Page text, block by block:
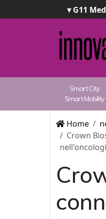
▾ G11
Smart City
Smart Mobility
Home
Crown